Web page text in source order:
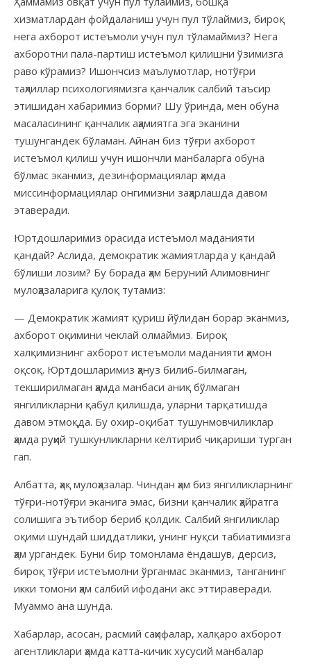
хизматлардан фойдаланиш учун пул тўлаймиз, бироқ
нега ахборот истеъмоли учун пул тўламаймиз? Нега
ахборотни пала-партиш истеъмол қилишни ўзимизга
раво кўрамиз? Ишончсиз маълумотлар, нотўғри
таҳлиллар психологиямизга қанчалик салбий таъсир
этишидан хабаримиз борми? Шу ўринда, мен обуна
масаласининг қанчалик аҳамиятга эга эканини
тушунгандек бўламан. Айнан биз тўғри ахборот
истеъмол қилиш учун ишончли манбаларга обуна
бўлмас эканмиз, дезинформациялар ҳамда
миссинформациялар онгимизни заҳарлашда давом
этаверади.
Юртдошларимиз орасида истеъмол маданияти
қандай? Аслида, демократик жамиятларда у қандай
бўлиши лозим? Бу борада ҳам Беруний Алимовнинг
мулоҳазаларига қулоқ тутамиз:
— Демократик жамият қуриш йўлидан борар эканмиз,
ахборот оқимини чеклай олмаймиз. Бироқ
халқимизнинг ахборот истеъмоли маданияти ҳамон
оқсоқ. Юртдошларимиз ҳануз билиб-билмаган,
текширилмаган ҳамда манбаси аниқ бўлмаган
янгиликларни қабул қилишда, уларни тарқатишда
давом этмоқда. Бу охир-оқибат тушунмовчиликлар
ҳамда руҳий тушкунликларни келтириб чиқариши турган
гап.
Албатта, ҳақ мулоҳазалар. Чиндан ҳам биз янгиликларнинг
тўғри-нотўғри эканига эмас, бизни қанчалик ҳайратга
солишига эътибор бериб қолдик. Салбий янгиликлар
оқими шундай шиддатлики, унинг нуқси табиатимизга
ҳам ургандек. Буни бир томонлама ёндашув, дерсиз,
бироқ тўғри истеъмолни ўрганмас эканмиз, танганинг
икки томони ҳам салбий ифодани акс эттираверади.
Муаммо ана шунда.
Хабарлар, асосан, расмий саҳифалар, халқаро ахборот
агентликлари ҳамда катта-кичик хусусий манбалар